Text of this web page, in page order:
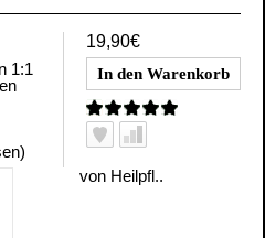
19,90€
1:1
von Heilpfl..